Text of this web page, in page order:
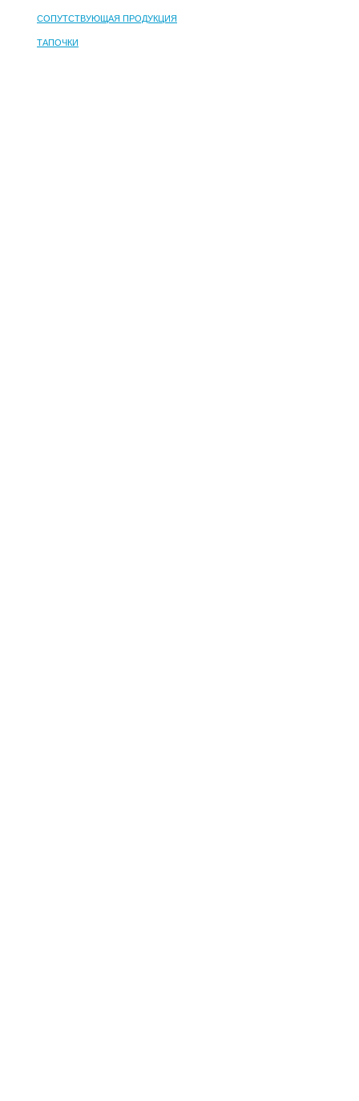
СОПУТСТВУЮЩАЯ ПРОДУКЦИЯ
ТАПОЧКИ